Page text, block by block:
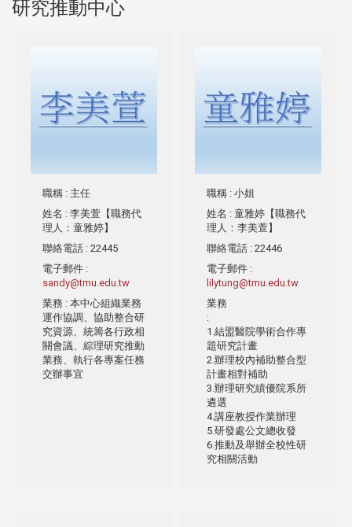
研究推動中心
職稱 : 主任
姓名 : 李美萱【職務代
理人：童雅婷】
聯絡電話 : 22445
電子郵件 :
sandy@tmu.edu.tw
業務 : 本中心組織業務
運作協調、協助整合研
究資源、統籌各行政相
關會議、綜理研究推動
業務、執行各專案任務
交辦事宜
職稱 : 小姐
姓名 : 童雅婷【職務代
理人：李美萱】
聯絡電話 : 22446
電子郵件 :
lilytung@tmu.edu.tw
業務
:
1.結盟醫院學術合作專
題研究計畫
2.辦理校內補助整合型
計畫相對補助
3.辦理研究績優院系所
遴選
4.講座教授作業辦理
5.研發處公文總收發
6.推動及舉辦全校性研
究相關活動